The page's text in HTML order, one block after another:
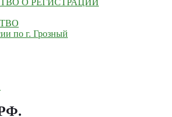
О РЕГИСТРАЦИИ
по г. Грозный
.